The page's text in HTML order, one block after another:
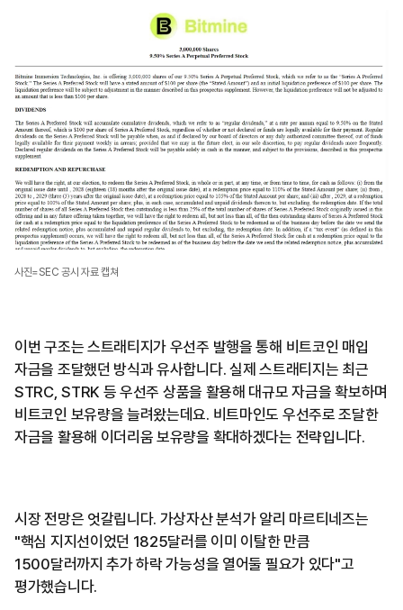
사진=SEC 공시 자료 캡쳐
이번 구조는 스트래티지가 우선주 발행을 통해 비트코인 매입
자금을 조달했던 방식과 유사합니다. 실제 스트래티지는 최근
STRC, STRK 등 우선주 상품을 활용해 대규모 자금을 확보하며
비트코인 보유량을 늘려왔는데요. 비트마인도 우선주로 조달한
자금을 활용해 이더리움 보유량을 확대하겠다는 전략입니다.
시장 전망은 엇갈립니다. 가상자산 분석가 알리 마르티네즈는
"핵심 지지선이었던 1825달러를 이미 이탈한 만큼
1500달러까지 추가 하락 가능성을 열어둘 필요가 있다"고
평가했습니다.